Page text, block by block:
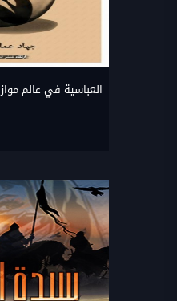
العباسية في عالم مواز